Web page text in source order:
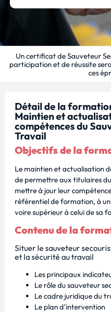
Un certificat de Sauveteur
participation et de réussite
ces
Détail de la
Maintien et
compétences du
Travail
Objectifs de la
Le maintien et actualisation
de permettre aux titulaires
mettre à jour leur
référentiel de formation, à
voire supérieur à celui de sa
Contenu de la
Situer le sauveteur
et la sécurité au travail
Les principaux
Le rôle du sauveteur
Le cadre juridique du
Le plan d’intervention